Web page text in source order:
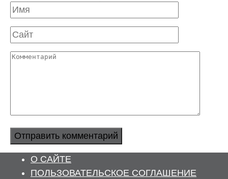
Имя
Сайт
Комментарий
О САЙТЕ
ПОЛЬЗОВАТЕЛЬСКОЕ СОГЛАШЕНИЕ